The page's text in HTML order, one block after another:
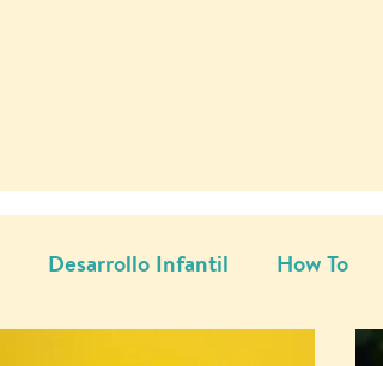
Desarrollo Infantil How To